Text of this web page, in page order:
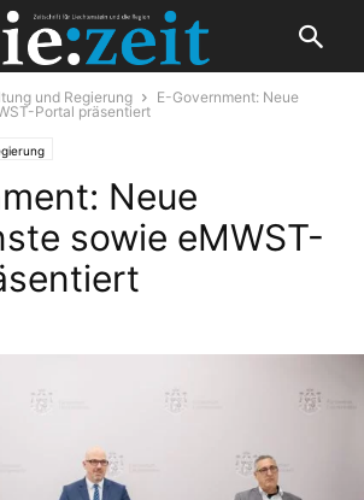
und Regierung
E-Government: Neue
Portal präsentiert
Neue
sowie eMWST-